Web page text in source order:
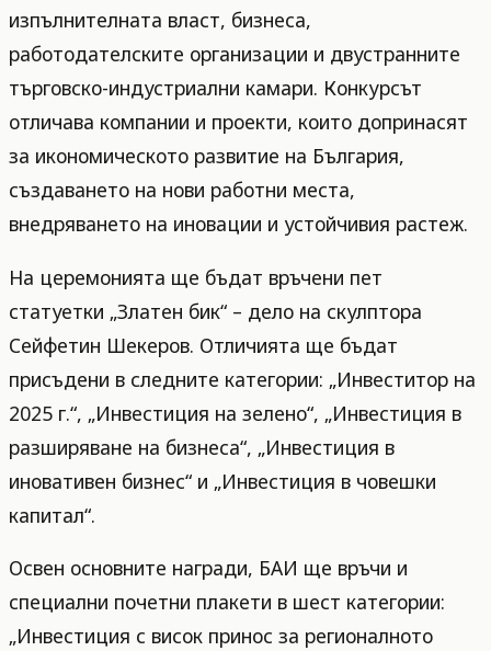
изпълнителната власт, бизнеса,
работодателските организации и двустранните
търговско-индустриални камари. Конкурсът
отличава компании и проекти, които допринасят
за икономическото развитие на България,
създаването на нови работни места,
внедряването на иновации и устойчивия растеж.
На церемонията ще бъдат връчени пет
статуетки „Златен бик“ – дело на скулптора
Сейфетин Шекеров. Отличията ще бъдат
присъдени в следните категории: „Инвеститор на
2025 г.“, „Инвестиция на зелено“, „Инвестиция в
разширяване на бизнеса“, „Инвестиция в
иновативен бизнес“ и „Инвестиция в човешки
капитал“.
Освен основните награди, БАИ ще връчи и
специални почетни плакети в шест категории:
„Инвестиция с висок принос за регионалното